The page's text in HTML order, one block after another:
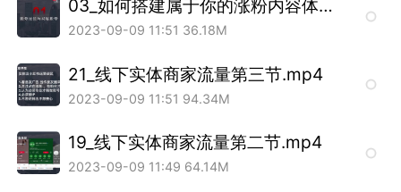
03_如何搭建属于你的涨粉内容体系，押对选题，事半功倍！.mp4
2023-09-09 11:51 36.18M
21_线下实体商家流量第三节.mp4
2023-09-09 11:51 94.34M
19_线下实体商家流量第二节.mp4
2023-09-09 11:49 64.14M